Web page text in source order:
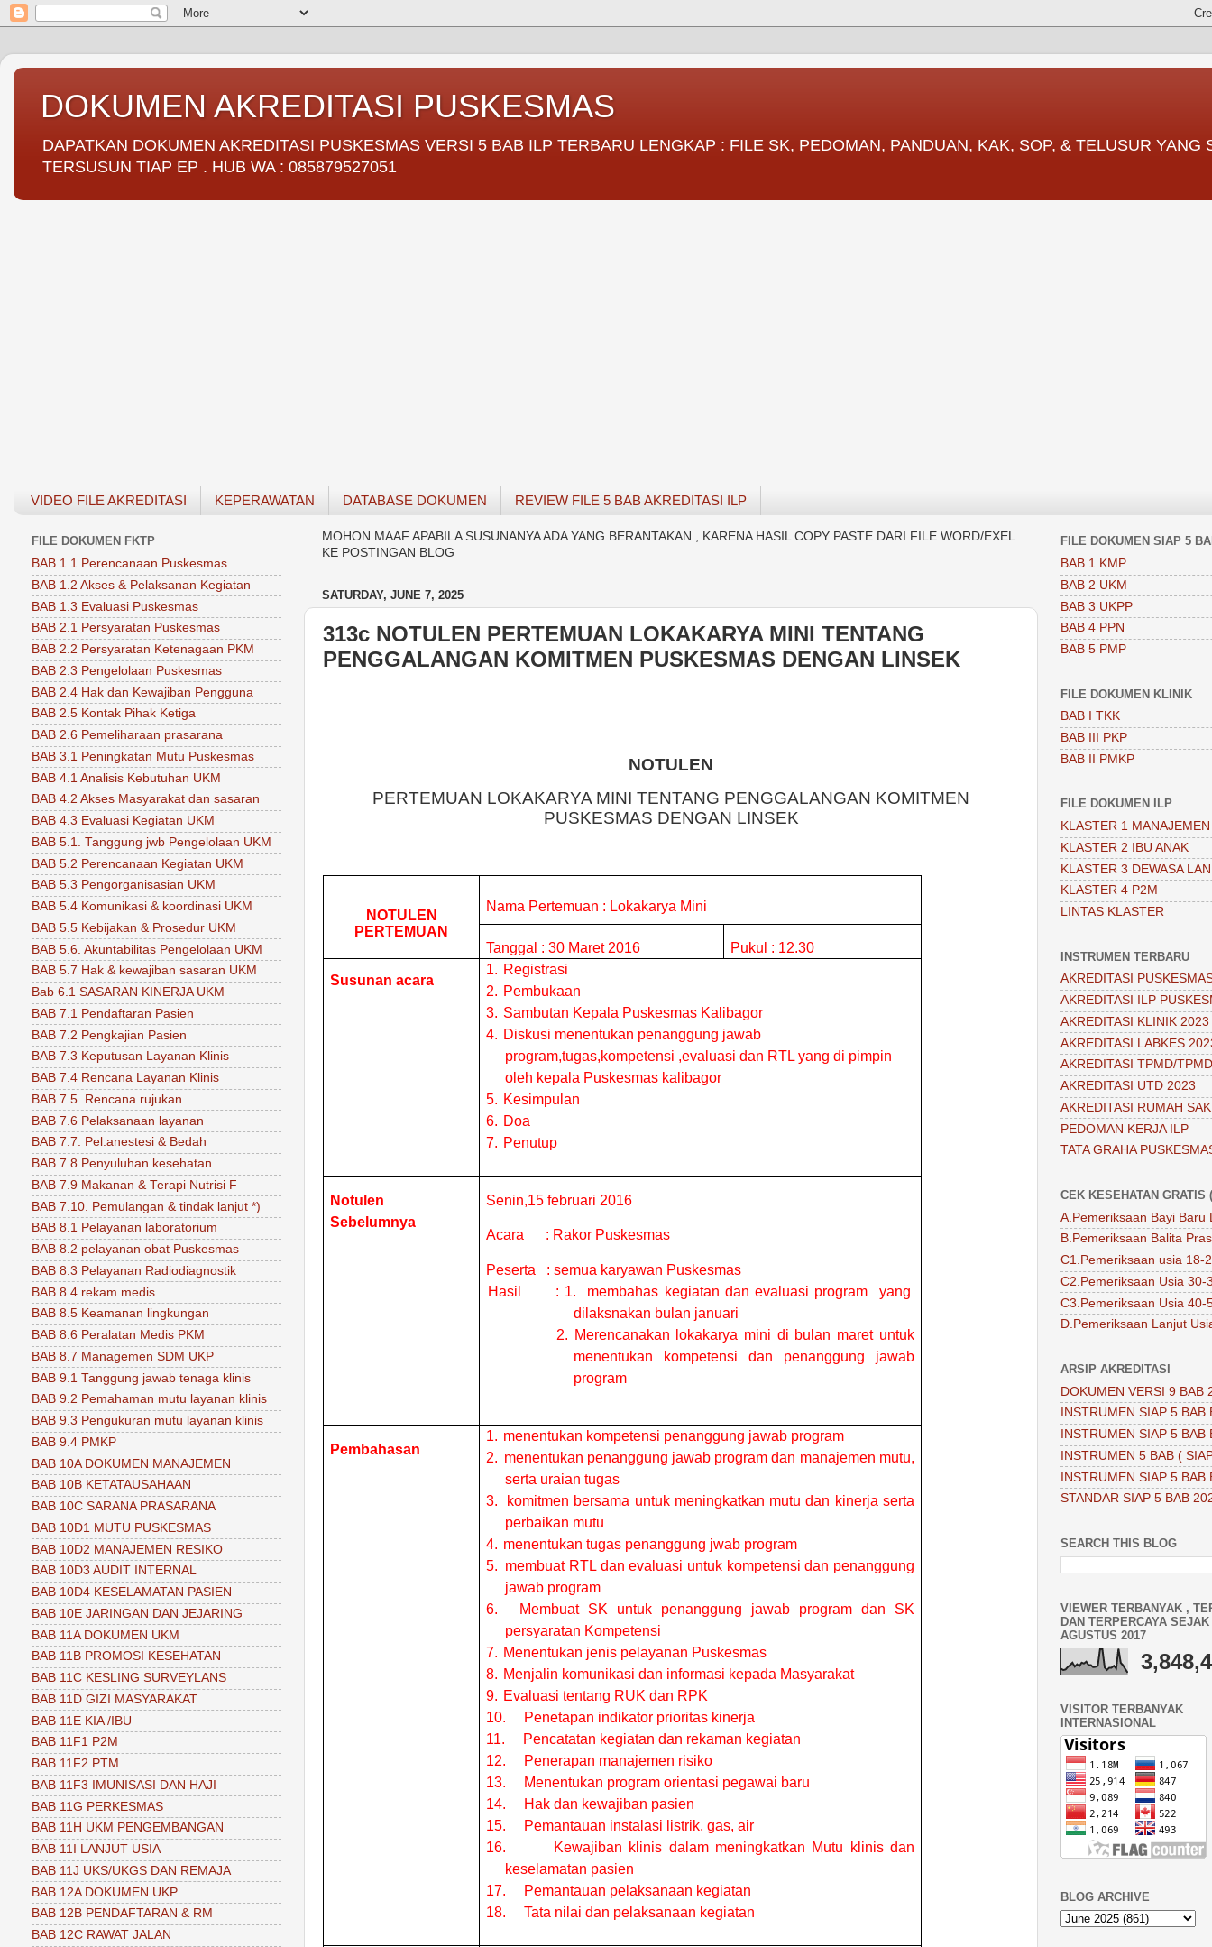
DOKUMEN AKREDITASI PUSKESMAS
DAPATKAN DOKUMEN AKREDITASI PUSKESMAS VERSI 5 BAB ILP TERBARU LENGKAP : FILE SK, PEDOMAN, PANDUAN, KAK, SOP, & TELUSUR YANG
TERSUSUN TIAP EP . HUB WA : 085879527051
VIDEO FILE AKREDITASI KEPERAWATAN DATABASE DOKUMEN REVIEW FILE 5 BAB AKREDITASI ILP
MOHON MAAF APABILA SUSUNANYA ADA YANG BERANTAKAN , KARENA HASIL COPY PASTE DARI FILE WORD/EXEL
KE POSTINGAN BLOG
SATURDAY, JUNE 7, 2025
313c NOTULEN PERTEMUAN LOKAKARYA MINI TENTANG
PENGGALANGAN KOMITMEN PUSKESMAS DENGAN LINSEK
NOTULEN
PERTEMUAN LOKAKARYA MINI TENTANG PENGGALANGAN KOMITMEN
PUSKESMAS DENGAN LINSEK
NOTULEN
PERTEMUAN
Nama Pertemuan : Lokakarya Mini
Tanggal : 30 Maret 2016 Pukul : 12.30
Susunan acara
1. Registrasi
2. Pembukaan
3. Sambutan Kepala Puskesmas Kalibagor
4. Diskusi menentukan penanggung jawab
program,tugas,kompetensi ,evaluasi dan RTL yang di pimpin
oleh kepala Puskesmas kalibagor
5. Kesimpulan
6. Doa
7. Penutup
Notulen
Sebelumnya
Senin,15 februari 2016
Acara : Rakor Puskesmas
Peserta
: semua karyawan Puskesmas
Hasil
: 1. membahas kegiatan dan evaluasi program
yang
dilaksnakan bulan januari
2. Merencanakan lokakarya mini di bulan maret untuk
menentukan kompetensi dan penanggung jawab
program
Pembahasan
1. menentukan kompetensi penanggung jawab program
2. menentukan penanggung jawab program dan manajemen mutu,
serta uraian tugas
3.
komitmen bersama untuk meningkatkan mutu dan kinerja serta
perbaikan mutu
4. menentukan tugas penanggung jwab program
5. membuat RTL dan evaluasi untuk kompetensi dan penanggung
jawab program
6.
Membuat SK untuk penanggung jawab program dan SK
persyaratan Kompetensi
7. Menentukan jenis pelayanan Puskesmas
8. Menjalin komunikasi dan informasi kepada Masyarakat
9. Evaluasi tentang RUK dan RPK
10.
Penetapan indikator prioritas kinerja
11.
Pencatatan kegiatan dan rekaman kegiatan
12.
Penerapan manajemen risiko
13.
Menentukan program orientasi pegawai baru
14.
Hak dan kewajiban pasien
15.
Pemantauan instalasi listrik, gas, air
16.
Kewajiban klinis dalam meningkatkan Mutu klinis dan
keselamatan pasien
17.
Pemantauan pelaksanaan kegiatan
18.
Tata nilai dan pelaksanaan kegiatan
FILE DOKUMEN FKTP
BAB 1.1 Perencanaan Puskesmas
BAB 1.2 Akses & Pelaksanan Kegiatan
BAB 1.3 Evaluasi Puskesmas
BAB 2.1 Persyaratan Puskesmas
BAB 2.2 Persyaratan Ketenagaan PKM
BAB 2.3 Pengelolaan Puskesmas
BAB 2.4 Hak dan Kewajiban Pengguna
BAB 2.5 Kontak Pihak Ketiga
BAB 2.6 Pemeliharaan prasarana
BAB 3.1 Peningkatan Mutu Puskesmas
BAB 4.1 Analisis Kebutuhan UKM
BAB 4.2 Akses Masyarakat dan sasaran
BAB 4.3 Evaluasi Kegiatan UKM
BAB 5.1. Tanggung jwb Pengelolaan UKM
BAB 5.2 Perencanaan Kegiatan UKM
BAB 5.3 Pengorganisasian UKM
BAB 5.4 Komunikasi & koordinasi UKM
BAB 5.5 Kebijakan & Prosedur UKM
BAB 5.6. Akuntabilitas Pengelolaan UKM
BAB 5.7 Hak & kewajiban sasaran UKM
Bab 6.1 SASARAN KINERJA UKM
BAB 7.1 Pendaftaran Pasien
BAB 7.2 Pengkajian Pasien
BAB 7.3 Keputusan Layanan Klinis
BAB 7.4 Rencana Layanan Klinis
BAB 7.5. Rencana rujukan
BAB 7.6 Pelaksanaan layanan
BAB 7.7. Pel.anestesi & Bedah
BAB 7.8 Penyuluhan kesehatan
BAB 7.9 Makanan & Terapi Nutrisi F
BAB 7.10. Pemulangan & tindak lanjut *)
BAB 8.1 Pelayanan laboratorium
BAB 8.2 pelayanan obat Puskesmas
BAB 8.3 Pelayanan Radiodiagnostik
BAB 8.4 rekam medis
BAB 8.5 Keamanan lingkungan
BAB 8.6 Peralatan Medis PKM
BAB 8.7 Managemen SDM UKP
BAB 9.1 Tanggung jawab tenaga klinis
BAB 9.2 Pemahaman mutu layanan klinis
BAB 9.3 Pengukuran mutu layanan klinis
BAB 9.4 PMKP
BAB 10A DOKUMEN MANAJEMEN
BAB 10B KETATAUSAHAAN
BAB 10C SARANA PRASARANA
BAB 10D1 MUTU PUSKESMAS
BAB 10D2 MANAJEMEN RESIKO
BAB 10D3 AUDIT INTERNAL
BAB 10D4 KESELAMATAN PASIEN
BAB 10E JARINGAN DAN JEJARING
BAB 11A DOKUMEN UKM
BAB 11B PROMOSI KESEHATAN
BAB 11C KESLING SURVEYLANS
BAB 11D GIZI MASYARAKAT
BAB 11E KIA /IBU
BAB 11F1 P2M
BAB 11F2 PTM
BAB 11F3 IMUNISASI DAN HAJI
BAB 11G PERKESMAS
BAB 11H UKM PENGEMBANGAN
BAB 11I LANJUT USIA
BAB 11J UKS/UKGS DAN REMAJA
BAB 12A DOKUMEN UKP
BAB 12B PENDAFTARAN & RM
BAB 12C RAWAT JALAN
FILE DOKUMEN SIAP 5
BAB 1 KMP
BAB 2 UKM
BAB 3 UKPP
BAB 4 PPN
BAB 5 PMP
FILE DOKUMEN KLINIK
BAB I TKK
BAB III PKP
BAB II PMKP
FILE DOKUMEN ILP
KLASTER 1 MANAJEMEN
KLASTER 2 IBU ANAK
KLASTER 3 DEWASA
KLASTER 4 P2M
LINTAS KLASTER
INSTRUMEN TERBARU
AKREDITASI
AKREDITASI ILP
AKREDITASI KLINIK 2023
AKREDITASI LABKES
AKREDITASI TPMD/
AKREDITASI UTD 2023
AKREDITASI RUMAH
PEDOMAN KERJA ILP
TATA GRAHA
CEK KESEHATAN GRATIS
A.Pemeriksaan Bayi Baru
B.Pemeriksaan Balita
C1.Pemeriksaan usia 18-
C2.Pemeriksaan Usia 30-
C3.Pemeriksaan Usia 40-
D.Pemeriksaan Lanjut
ARSIP AKREDITASI
DOKUMEN VERSI 9 BAB
INSTRUMEN SIAP 5 BAB
INSTRUMEN SIAP 5 BAB
INSTRUMEN 5 BAB (
INSTRUMEN SIAP 5 BAB
STANDAR SIAP 5 BAB
SEARCH THIS BLOG
VIEWER TERBANYAK ,
DAN TERPERCAYA SEJAK
AGUSTUS 2017
VISITOR TERBANYAK
INTERNASIONAL
BLOG ARCHIVE